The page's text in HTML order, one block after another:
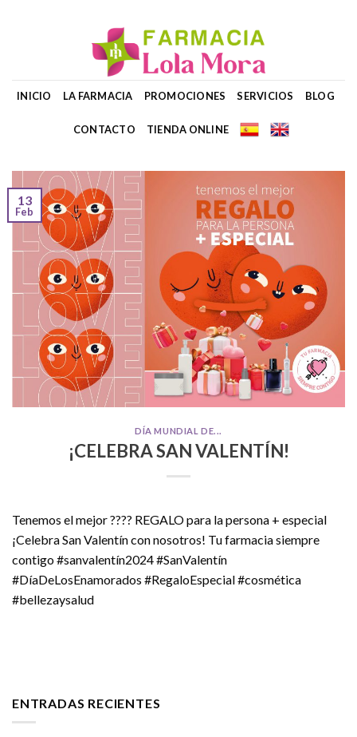
INICIO LA FARMACIA PROMOCIONES SERVICIOS BLOG
CONTACTO TIENDA ONLINE
13
Feb
DÍA MUNDIAL DE...
¡CELEBRA SAN VALENTÍN!
Tenemos el mejor ???? REGALO para la persona + especial
¡Celebra San Valentín con nosotros! Tu farmacia siempre
contigo #sanvalentín2024 #SanValentín
#DíaDeLosEnamorados #RegaloEspecial #cosmética
#bellezaysalud
ENTRADAS RECIENTES